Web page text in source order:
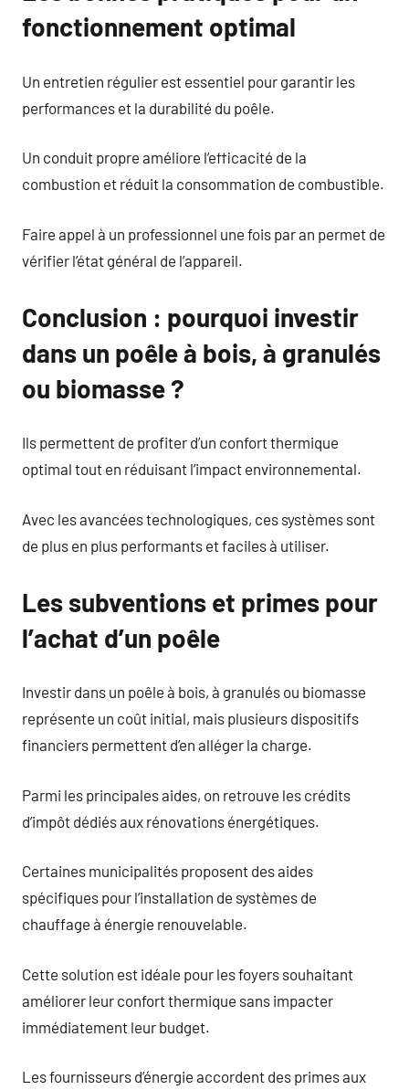
fonctionnement optimal
Un entretien régulier est essentiel pour garantir les
performances et la durabilité du poêle.
Un conduit propre améliore l’efficacité de la
combustion et réduit la consommation de combustible.
Faire appel à un professionnel une fois par an permet de
vérifier l’état général de l’appareil.
Conclusion : pourquoi investir
dans un poêle à bois, à granulés
ou biomasse ?
Ils permettent de profiter d’un confort thermique
optimal tout en réduisant l’impact environnemental.
Avec les avancées technologiques, ces systèmes sont
de plus en plus performants et faciles à utiliser.
Les subventions et primes pour
l’achat d’un poêle
Investir dans un poêle à bois, à granulés ou biomasse
représente un coût initial, mais plusieurs dispositifs
financiers permettent d’en alléger la charge.
Parmi les principales aides, on retrouve les crédits
d’impôt dédiés aux rénovations énergétiques.
Certaines municipalités proposent des aides
spécifiques pour l’installation de systèmes de
chauffage à énergie renouvelable.
Cette solution est idéale pour les foyers souhaitant
améliorer leur confort thermique sans impacter
immédiatement leur budget.
Les fournisseurs d’énergie accordent des primes aux